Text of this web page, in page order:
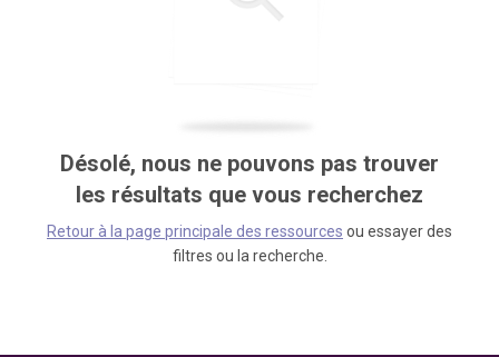
Désolé, nous ne pouvons pas trouver
les résultats que vous recherchez
Retour à la page principale des ressources ou essayer des
filtres ou la recherche.